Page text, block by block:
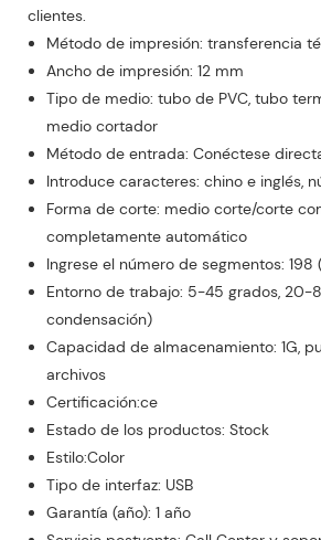
clientes.
Método de impresión: transferencia
Ancho de impresión: 12 mm
Tipo de medio: tubo de PVC, tubo
medio cortador
Método de entrada: Conéctese
Introduce caracteres: chino e inglés,
Forma de corte: medio corte/corte
completamente automático
Ingrese el número de segmentos: 198
Entorno de trabajo: 5-45 grados, 20-
condensación)
Capacidad de almacenamiento: 1G,
archivos
Certificación:ce
Estado de los productos: Stock
Estilo:Color
Tipo de interfaz: USB
Garantía (año): 1 año